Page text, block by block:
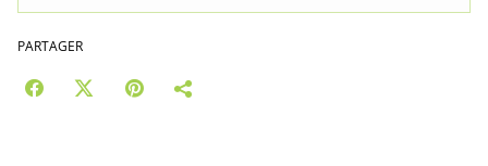
PARTAGER